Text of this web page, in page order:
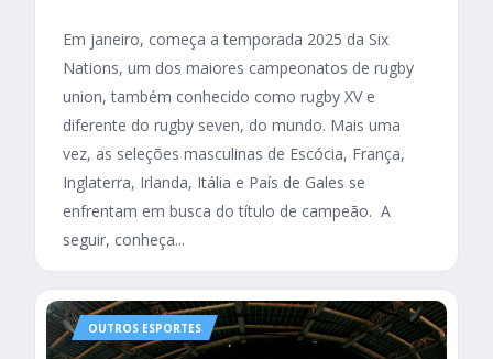
Em janeiro, começa a temporada 2025 da Six
Nations, um dos maiores campeonatos de rugby
union, também conhecido como rugby XV e
diferente do rugby seven, do mundo. Mais uma
vez, as seleções masculinas de Escócia, França,
Inglaterra, Irlanda, Itália e País de Gales se
enfrentam em busca do título de campeão. A
seguir, conheça...
OUTROS ESPORTES